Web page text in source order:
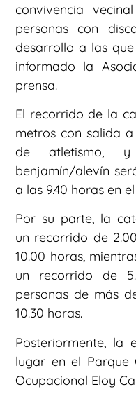
convivencia
personas con
desarrollo a las
informado la
prensa.
El recorrido de la
metros con salida
de atletismo,
benjamín/alevín
a las 9.40 horas en
Por su parte, la
un recorrido de
10.00 horas,
un recorrido de
personas de más
10.30 horas.
Posteriormente, la
lugar en el Parque
Ocupacional Eloy